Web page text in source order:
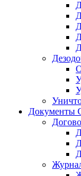
Документы